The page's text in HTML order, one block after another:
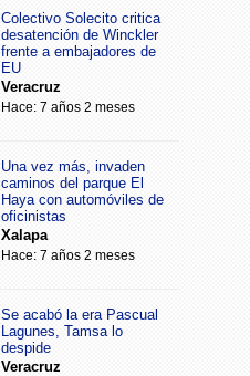
Colectivo Solecito critica
desatención de Winckler
frente a embajadores de
EU
Veracruz
Hace: 7 años 2 meses
Una vez más, invaden
caminos del parque El
Haya con automóviles de
oficinistas
Xalapa
Hace: 7 años 2 meses
Se acabó la era Pascual
Lagunes, Tamsa lo
despide
Veracruz